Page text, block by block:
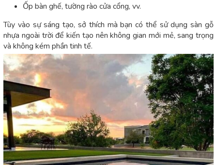
Ốp bàn ghế, tường rào cửa cổng, vv.
Tùy vào sự sáng tạo, sở thích mà bạn có thể sử dụng sàn gỗ
nhựa ngoài trời để kiến tạo nên không gian mới mẻ, sang trọng
và không kém phần tinh tế.